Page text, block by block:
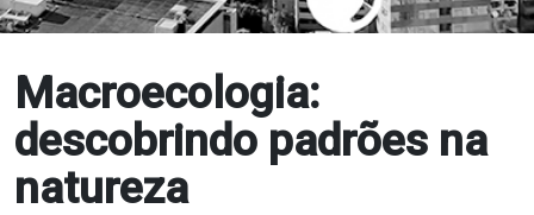
Macroecologia:
descobrindo padrões na
natureza